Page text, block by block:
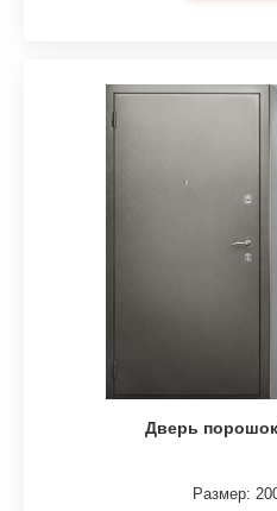
Дверь
Размер: